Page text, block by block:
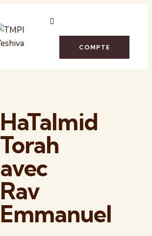
COMPTE
HaTalmid
Torah
avec
Rav
Emmanuel​